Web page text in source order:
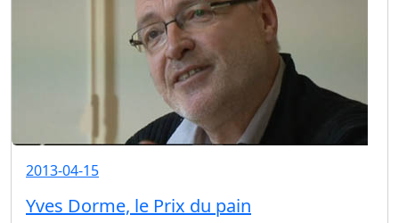
2013-04-15
Yves Dorme, le Prix du pain